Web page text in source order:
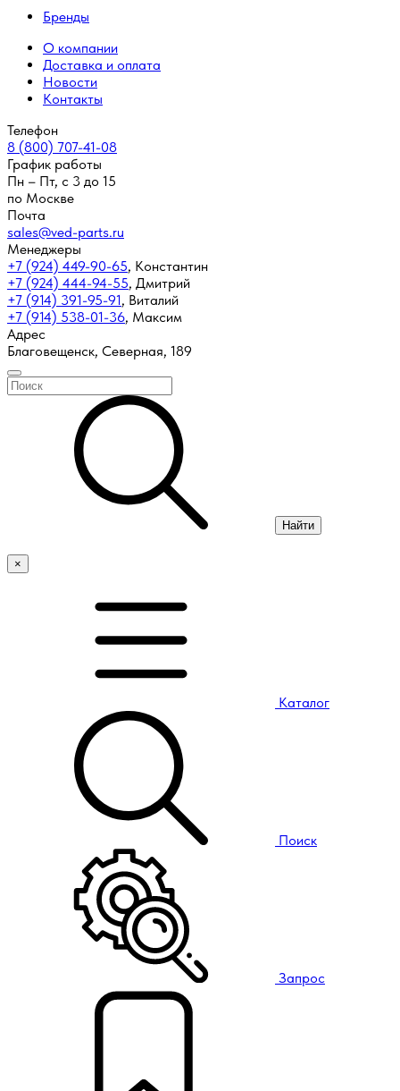
Бренды
О компании
Доставка и оплата
Новости
Контакты
Телефон
8 (800) 707-41-08
График работы
Пн – Пт, с 3 до 15
по Москве
Почта
sales@ved-parts.ru
Менеджеры
+7 (924) 449-90-65, Константин
+7 (924) 444-94-55, Дмитрий
+7 (914) 391-95-91, Виталий
+7 (914) 538-01-36, Максим
Адрес
Благовещенск, Северная, 189
Найти
×
Каталог
Поиск
Запрос